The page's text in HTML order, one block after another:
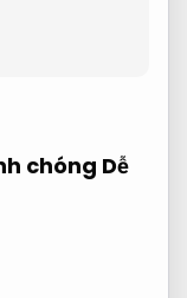
chóng Dễ